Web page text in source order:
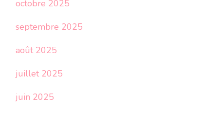
octobre 2025
septembre 2025
août 2025
juillet 2025
juin 2025